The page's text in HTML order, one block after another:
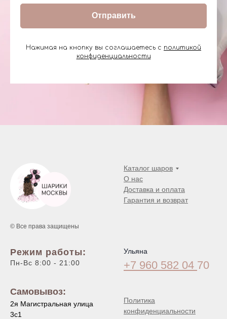
Отправить
Нажимая на кнопку вы соглашаетесь с политикой
конфиденциальности
© Все права защищены
Каталог шаров
О нас
Доставка и оплата
Гарантия и возврат
Режим работы:
Пн-Вс 8:00 - 21:00
Самовывоз:
2я Магистральная улица
3с1
Ульяна
+7 960 582 04 70
Политика
конфиденциальности